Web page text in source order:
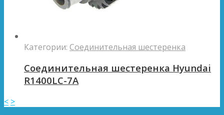
Категории: Соединительная шестеренка
Соединительная шестеренка Hyundai
R1400LC-7A
< >